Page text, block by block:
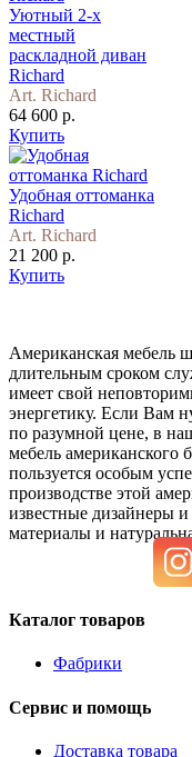
Уютный 2-х
местный
раскладной диван
Richard
Art. Richard
64 600 р.
Купить
Удобная оттоманка
Richard
Art. Richard
21 200 р.
Купить
Американская мебель
длительным сроком
имеет свой
энергетику. Если Вам
по разумной цене, в
мебель американского
пользуется особым
производстве этой
известные дизайнеры
материалы и
Каталог товаров
Фабрики
Сервис и помощь
Доставка товара